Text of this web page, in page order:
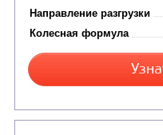
Цена по
Экологический